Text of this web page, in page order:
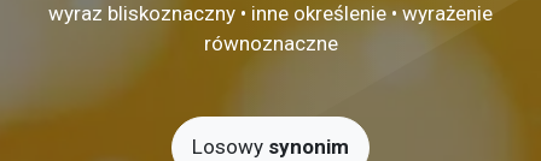
wyraz bliskoznaczny • inne określenie • wyrażenie
równoznaczne
Losowy synonim